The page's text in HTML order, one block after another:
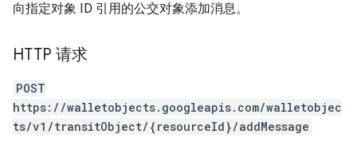
向指定对象 ID 引用的公交对象添加消息。
HTTP 请求
POST
https://walletobjects.googleapis.com/walletobjec
ts/v1/transitObject/{resourceId}/addMessage